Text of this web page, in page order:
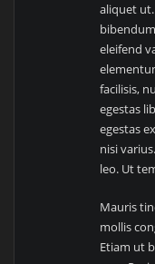
aliquet
eleifend
facilisis,
egestas
egestas
nisi
leo. Ut
Mauris
mollis
Etiam ut